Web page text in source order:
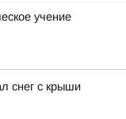
учение
снег с крыши